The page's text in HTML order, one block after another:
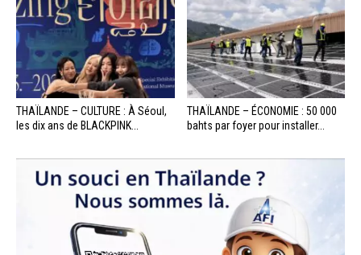
THAÏLANDE – CULTURE : À Séoul,
les dix ans de BLACKPINK...
THAÏLANDE – ÉCONOMIE : 50 000
bahts par foyer pour installer...